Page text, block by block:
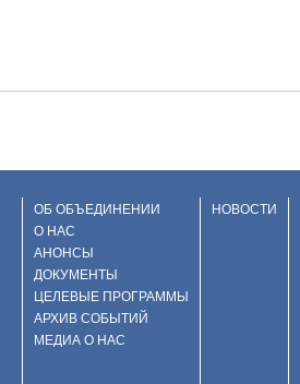
ОБ ОБЪЕДИНЕНИИ
О НАС
АНОНСЫ
ДОКУМЕНТЫ
ЦЕЛЕВЫЕ ПРОГРАММЫ
АРХИВ СОБЫТИЙ
МЕДИА О НАС
НОВОСТИ